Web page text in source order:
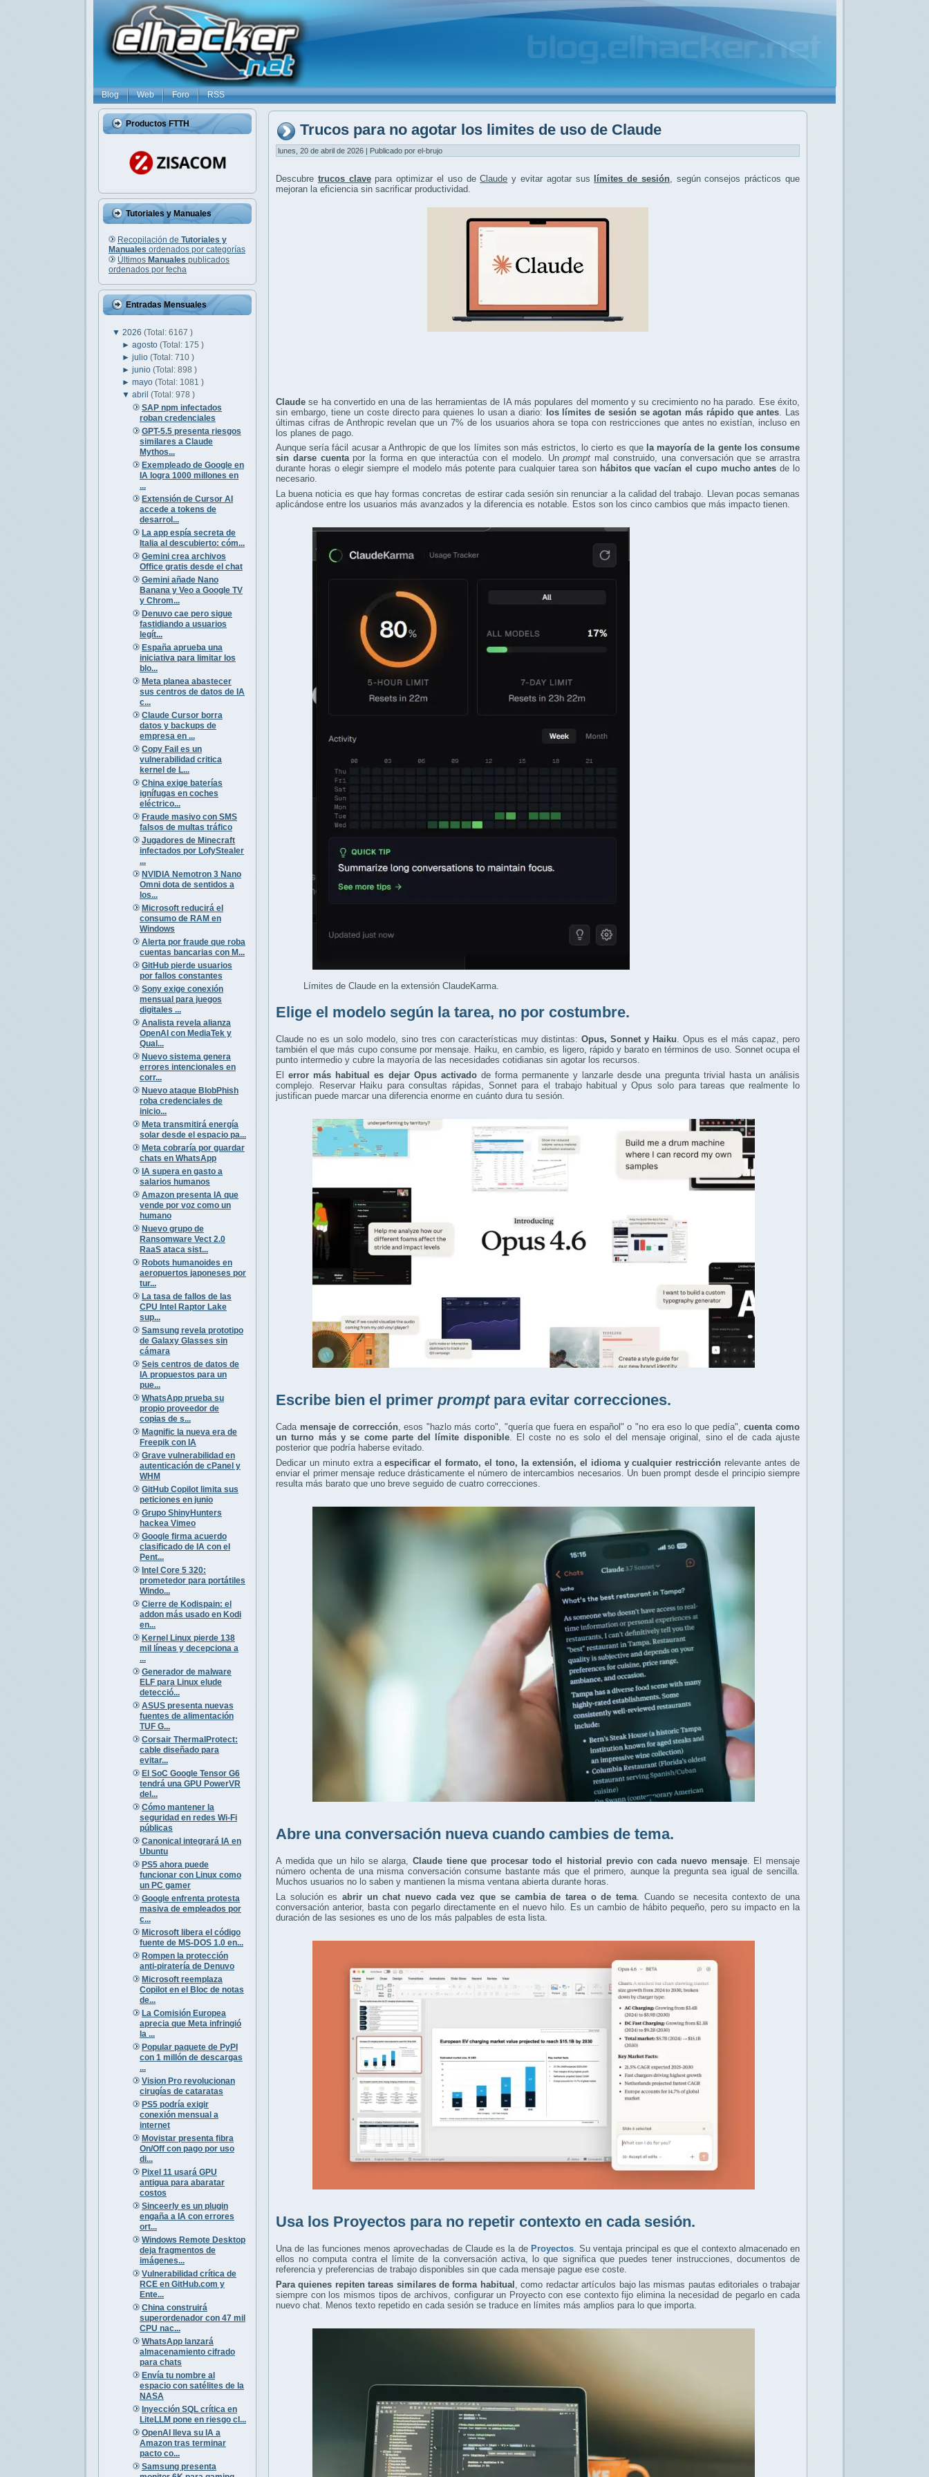
Blog Web Foro RSS
Productos FTTH
Tutoriales y Manuales
Recopilación de Tutoriales y
Manuales ordenados por categorías
Últimos Manuales publicados
ordenados por fecha
Entradas Mensuales
▼ 2026 (Total: 6167 )
►agosto(Total: 175 )
►julio(Total: 710 )
►junio(Total: 898 )
►mayo(Total: 1081 )
▼abril(Total: 978 )
SAP npm infectados
roban credenciales
GPT-5.5 presenta riesgos
similares a Claude
Mythos...
Exempleado de Google en
IA logra 1000 millones en
...
Extensión de Cursor AI
accede a tokens de
desarrol...
La app espía secreta de
Italia al descubierto: cóm...
Gemini crea archivos
Office gratis desde el chat
Gemini añade Nano
Banana y Veo a Google TV
y Chrom...
Denuvo cae pero sigue
fastidiando a usuarios
legít...
España aprueba una
iniciativa para limitar los
blo...
Meta planea abastecer
sus centros de datos de IA
c...
Claude Cursor borra
datos y backups de
empresa en ...
Copy Fail es un
vulnerabilidad critica
kernel de L...
China exige baterías
ignífugas en coches
eléctrico...
Fraude masivo con SMS
falsos de multas tráfico
Jugadores de Minecraft
infectados por LofyStealer
...
NVIDIA Nemotron 3 Nano
Omni dota de sentidos a
los...
Microsoft reducirá el
consumo de RAM en
Windows
Alerta por fraude que roba
cuentas bancarias con M...
GitHub pierde usuarios
por fallos constantes
Sony exige conexión
mensual para juegos
digitales ...
Analista revela alianza
OpenAI con MediaTek y
Qual...
Nuevo sistema genera
errores intencionales en
corr...
Nuevo ataque BlobPhish
roba credenciales de
inicio...
Meta transmitirá energía
solar desde el espacio pa...
Meta cobraría por guardar
chats en WhatsApp
IA supera en gasto a
salarios humanos
Amazon presenta IA que
vende por voz como un
humano
Nuevo grupo de
Ransomware Vect 2.0
RaaS ataca sist...
Robots humanoides en
aeropuertos japoneses por
tur...
La tasa de fallos de las
CPU Intel Raptor Lake
sup...
Samsung revela prototipo
de Galaxy Glasses sin
cámara
Seis centros de datos de
IA propuestos para un
pue...
WhatsApp prueba su
propio proveedor de
copias de s...
Magnific la nueva era de
Freepik con IA
Grave vulnerabilidad en
autenticación de cPanel y
WHM
GitHub Copilot limita sus
peticiones en junio
Grupo ShinyHunters
hackea Vimeo
Google firma acuerdo
clasificado de IA con el
Pent...
Intel Core 5 320:
prometedor para portátiles
Windo...
Cierre de Kodispain: el
addon más usado en Kodi
en...
Kernel Linux pierde 138
mil líneas y decepciona a
...
Generador de malware
ELF para Linux elude
detecció...
ASUS presenta nuevas
fuentes de alimentación
TUF G...
Corsair ThermalProtect:
cable diseñado para
evitar...
El SoC Google Tensor G6
tendrá una GPU PowerVR
del...
Cómo mantener la
seguridad en redes Wi-Fi
públicas
Canonical integrará IA en
Ubuntu
PS5 ahora puede
funcionar con Linux como
un PC gamer
Google enfrenta protesta
masiva de empleados por
c...
Microsoft libera el código
fuente de MS-DOS 1.0 en...
Rompen la protección
anti-piratería de Denuvo
Microsoft reemplaza
Copilot en el Bloc de notas
de...
La Comisión Europea
aprecia que Meta infringió
la ...
Popular paquete de PyPI
con 1 millón de descargas
...
Vision Pro revolucionan
cirugías de cataratas
PS5 podría exigir
conexión mensual a
internet
Movistar presenta fibra
On/Off con pago por uso
di...
Pixel 11 usará GPU
antigua para abaratar
costos
Sinceerly es un plugin
engaña a IA con errores
ort...
Windows Remote Desktop
deja fragmentos de
imágenes...
Vulnerabilidad crítica de
RCE en GitHub.com y
Ente...
China construirá
superordenador con 47 mil
CPU nac...
WhatsApp lanzará
almacenamiento cifrado
para chats
Envía tu nombre al
espacio con satélites de la
NASA
Inyección SQL crítica en
LiteLLM pone en riesgo cl...
OpenAI lleva su IA a
Amazon tras terminar
pacto co...
Samsung presenta
Trucos para no agotar los limites de uso de Claude
lunes, 20 de abril de 2026 | Publicado por el-brujo
Descubre trucos clavepara optimizar el uso deClaude y evitar agotar sus límites de sesión, según consejos prácticos que
mejoran la eficiencia sin sacrificar productividad.
Claude se ha convertido en una de las herramientas de IA más populares del momento y su crecimiento no ha parado. Ese éxito,
sin embargo, tiene un coste directo para quienes lo usan a diario:
los límites de sesión se agotan más rápido que antes . Las
últimas cifras de Anthropic revelan que un 7% de los usuarios ahora se topa con restricciones que antes no existían, incluso en
los planes de pago.
Aunque sería fácil acusar a Anthropic de que los límites son más estrictos, lo cierto es que la mayoría de la gente los consume
sin darse cuentapor la forma en que interactúa con el modelo. Unprompt mal construido, una conversación que se arrastra
durante horas o elegir siempre el modelo más potente para cualquier tarea son hábitos que vacían el cupo mucho antes de lo
necesario.
La buena noticia es que hay formas concretas de estirar cada sesión sin renunciar a la calidad del trabajo. Llevan pocas semanas
aplicándose entre los usuarios más avanzados y la diferencia es notable. Estos son los cinco cambios que más impacto tienen.
Límites de Claude en la extensión ClaudeKarma.
Elige el modelo según la tarea, no por costumbre.
Claude no es un solo modelo, sino tres con características muy distintas:Opus, Sonnet y Haiku. Opus es el más capaz, pero
también el que más cupo consume por mensaje. Haiku, en cambio, es ligero, rápido y barato en términos de uso. Sonnet ocupa el
punto intermedio y cubre la mayoría de las necesidades cotidianas sin agotar los recursos.
Elerror más habitual es dejar Opus activadode forma permanente y lanzarle desde una pregunta trivial hasta un análisis
complejo. Reservar Haiku para consultas rápidas, Sonnet para el trabajo habitual y Opus solo para tareas que realmente lo
justifican puede marcar una diferencia enorme en cuánto dura tu sesión.
Escribe bien el primer promptpara evitar correcciones.
Cada mensaje de corrección, esos "hazlo más corto", "quería que fuera en español" o "no era eso lo que pedía",cuenta como
un turno más y se come parte del límite disponible. El coste no es solo el del mensaje original, sino el de cada ajuste
posterior que podría haberse evitado.
Dedicar un minuto extra aespecificar el formato, el tono, la extensión, el idioma y cualquier restricción relevante antes de
enviar el primer mensaje reduce drásticamente el número de intercambios necesarios. Un buen prompt desde el principio siempre
resulta más barato que uno breve seguido de cuatro correcciones.
Abre una conversación nueva cuando cambies de tema.
A medida que un hilo se alarga, Claude tiene que procesar todo el historial previo con cada nuevo mensaje. El mensaje
número ochenta de una misma conversación consume bastante más que el primero, aunque la pregunta sea igual de sencilla.
Muchos usuarios no lo saben y mantienen la misma ventana abierta durante horas.
La solución esabrir un chat nuevo cada vez que se cambia de tarea o de tema. Cuando se necesita contexto de una
conversación anterior, basta con pegarlo directamente en el nuevo hilo. Es un cambio de hábito pequeño, pero su impacto en la
duración de las sesiones es uno de los más palpables de esta lista.
Usa los Proyectos para no repetir contexto en cada sesión.
Una de las funciones menos aprovechadas de Claude es la de Proyectos. Su ventaja principal es que el contexto almacenado en
ellos no computa contra el límite de la conversación activa, lo que significa que puedes tener instrucciones, documentos de
referencia y preferencias de trabajo disponibles sin que cada mensaje pague ese coste.
Para quienes repiten tareas similares de forma habitual
, como redactar artículos bajo las mismas pautas editoriales o trabajar
siempre con los mismos tipos de archivos, configurar un Proyecto con ese contexto fijo elimina la necesidad de pegarlo en cada
nuevo chat. Menos texto repetido en cada sesión se traduce en límites más amplios para lo que importa.